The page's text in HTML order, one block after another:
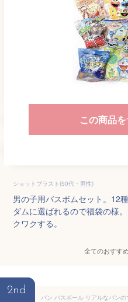
この商品
ショットブラスト(50代・男性)
男の子用バスボムセット。12
ダムに選ばれるので福袋の様
クワクする。
全てのおすす
2nd